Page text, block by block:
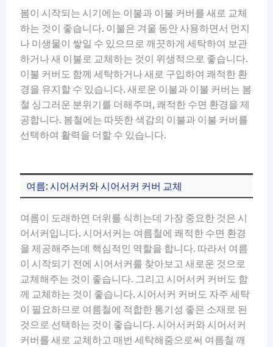
봄이 시작되는 시기에는 이불과 이불 커버를 새로 교체
하는 것이 좋습니다. 이불은 겨울 동안 사용하면서 먼지
나 미생물이 쌓일 수 있으므로 깨끗하게 세탁하여 보관
하거나 새 이불로 교체하는 것이 위생적으로 좋습니다.
이불 커버도 함께 세탁하거나 새로 구입하여 쾌적한 환
경을 유지할 수 있습니다. 새로운 이불과 이불 커버는 봄
철 싱그러운 분위기를 더해주며, 쾌적한 수면 환경을 제
공합니다. 봄철에는 따뜻한 색감의 이불과 이불 커버를
선택하여 활력을 더할 수 있습니다.
여름: 시어서커와 시어서커 커버 교체
여름이 도래하면 더위를 식히는데 가장 중요한 것은 시
어서커입니다. 시어서커는 여름철에 쾌적한 수면 환경
을 제공해주는데 핵심적인 역할을 합니다. 따라서 여름
이 시작되기 전에 시어서커를 찾아보고 새로운 것으로
교체해주는 것이 좋습니다. 그리고 시어서커 커버도 함
께 교체하는 것이 좋습니다. 시어서커 커버도 자주 세탁
이 필요하므로 여름철에 적합한 통기성 좋은 소재로 된
것으로 선택하는 것이 좋습니다. 시어서커와 시어서커
커버를 새로 교체하고 매번 세탁해줌으로써 여름철 깨